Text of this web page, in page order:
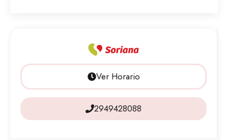
Ver Horario
2949428088